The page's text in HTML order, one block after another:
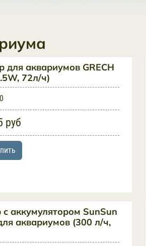
для аквариумов GRECH
72л/ч)
руб
аккумулятором SunSun
аквариумов (300 л/ч,